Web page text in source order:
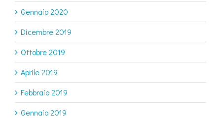
Gennaio 2020
Dicembre 2019
Ottobre 2019
Aprile 2019
Febbraio 2019
Gennaio 2019